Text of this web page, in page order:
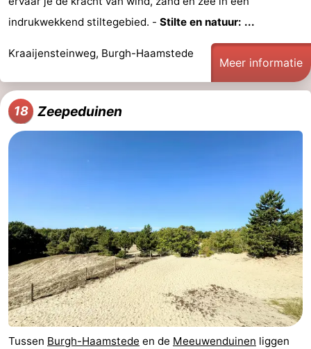
indrukwekkend stiltegebied. - Stilte en natuur: ...
Kraaijensteinweg, Burgh-Haamstede
Meer informatie
18 Zeepeduinen
Tussen Burgh-Haamstede en de Meeuwenduinen liggen